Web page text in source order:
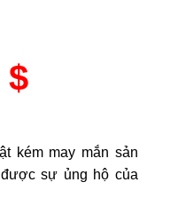
$
kém may mắn sản
sự ủng hộ của